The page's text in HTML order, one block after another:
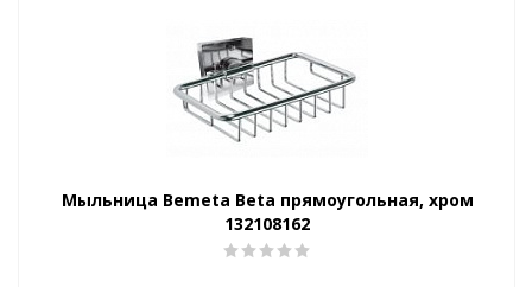
Мыльница Bemeta Beta прямоугольная, хром
132108162